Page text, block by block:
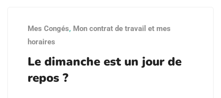
Mes Congés, Mon contrat de travail et mes
horaires
Le dimanche est un jour de
repos ?